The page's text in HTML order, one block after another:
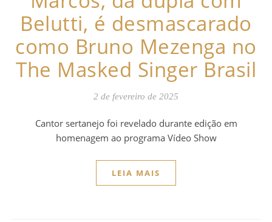
Belutti, é desmascarado
como Bruno Mezenga no
The Masked Singer Brasil
2 de fevereiro de 2025
Cantor sertanejo foi revelado durante edição em
homenagem ao programa Vídeo Show
LEIA MAIS